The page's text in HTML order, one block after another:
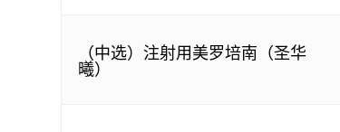
（中选）注射用美罗培南（圣华
曦）